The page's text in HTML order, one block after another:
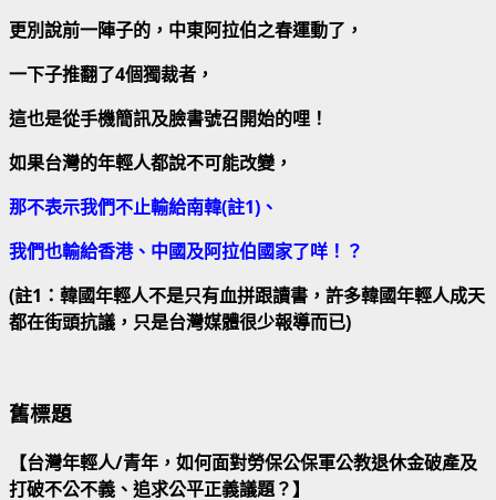
更別說前一陣子的，中東阿拉伯之春運動了，
一下子推翻了4個獨裁者，
這也是從手機簡訊及臉書號召開始的哩！
如果台灣的年輕人都說不可能改變，
那不表示我們不止輸給南韓(註1)、
我們也輸給香港、中國及阿拉伯國家了咩！？
(註1：韓國年輕人不是只有血拼跟讀書，許多韓國年輕人成天
都在街頭抗議，只是台灣媒體很少報導而已)
舊標題
【台灣年輕人/青年，如何面對勞保公保軍公教退休金破產及
打破不公不義、追求公平正義議題？】